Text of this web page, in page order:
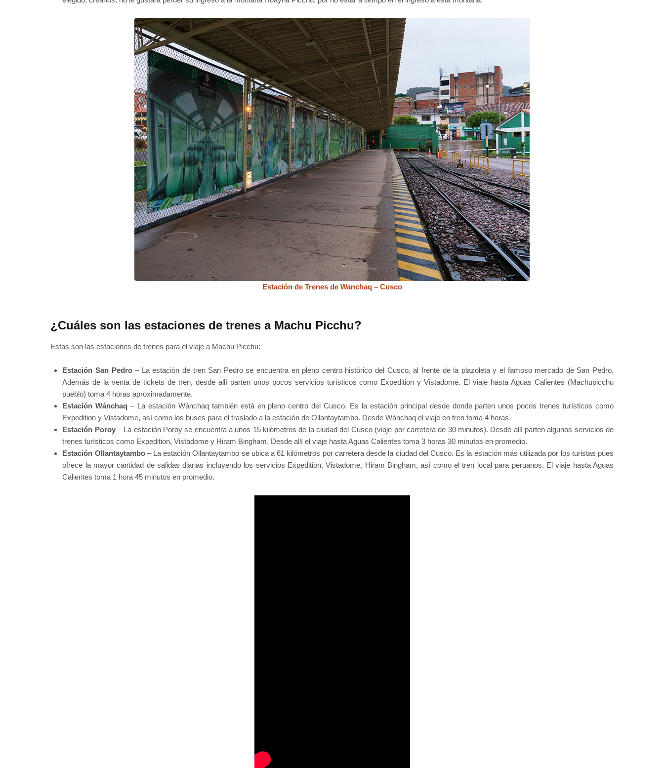
Estación de Trenes de Wanchaq – Cusco
¿Cuáles son las estaciones de trenes a Machu Picchu?
Estas son las estaciones de trenes para el viaje a Machu Picchu:
Estación San Pedro– La estación de tren San Pedro se encuentra en pleno centro histórico del Cusco, al frente de la plazoleta y el famoso mercado de San Pedro.
Además de la venta de tickets de tren, desde allí parten unos pocos servicios turísticos como Expedition y Vistadome. El viaje hasta Aguas Calientes (Machupicchu
pueblo) toma 4 horas aproximadamente.
Estación Wánchaq – La estación Wánchaq también está en pleno centro del Cusco. Es la estación principal desde donde parten unos pocos trenes turísticos como
Expedition y Vistadome, así como los buses para el traslado a la estación de Ollantaytambo. Desde Wánchaq el viaje en tren toma 4 horas.
Estación Poroy– La estación Poroy se encuentra a unos 15 kilómetros de la ciudad del Cusco (viaje por carretera de 30 minutos). Desde allí parten algunos servicios de
trenes turísticos como Expedition, Vistadome y Hiram Bingham. Desde allí el viaje hasta Aguas Calientes toma 3 horas 30 minutos en promedio.
Estación Ollantaytambo– La estación Ollantaytambo se ubica a 61 kilómetros por carretera desde la ciudad del Cusco. Es la estación más utilizada por los turistas pues
ofrece la mayor cantidad de salidas diarias incluyendo los servicios Expedition, Vistadome, Hiram Bingham, así como el tren local para peruanos. El viaje hasta Aguas
Calientes toma 1 hora 45 minutos en promedio.